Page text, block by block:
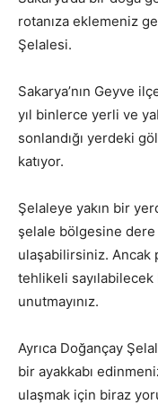
rotanıza eklemeniz
Şelalesi.
Sakarya’nın Geyve
yıl binlerce yerli ve
sonlandığı yerdeki
katıyor.
Şelaleye yakın bir
şelale bölgesine dere
ulaşabilirsiniz. Ancak
tehlikeli
unutmayınız.
Ayrıca Doğançay
bir ayakkabı
ulaşmak için biraz